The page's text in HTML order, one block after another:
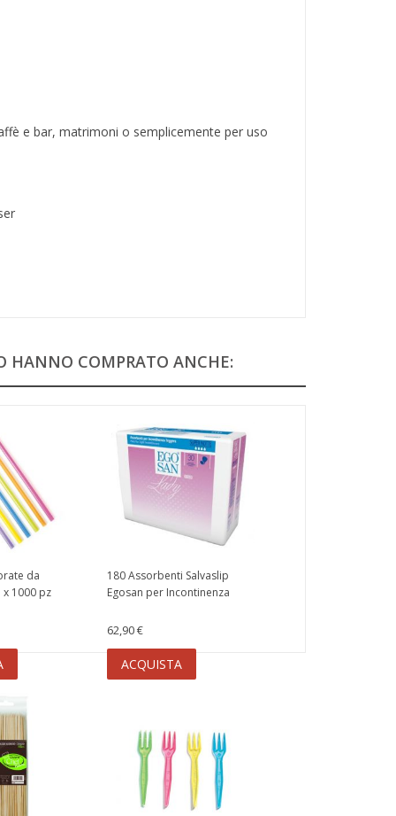
e bar, matrimoni o semplicemente per uso
HANNO COMPRATO ANCHE:
da
1000 pz
180 Assorbenti Salvaslip
Egosan per Incontinenza
62,90 €
ACQUISTA